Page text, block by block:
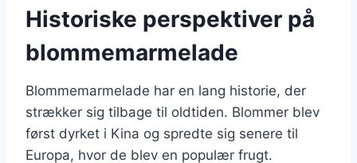
Historiske perspektiver på
blommemarmelade
Blommemarmelade har en lang historie, der
strækker sig tilbage til oldtiden. Blommer blev
først dyrket i Kina og spredte sig senere til
Europa, hvor de blev en populær frugt.